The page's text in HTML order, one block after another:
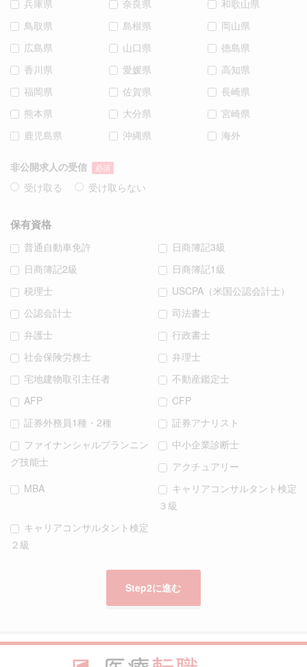
兵庫県
奈良県
和歌山県
鳥取県
島根県
岡山県
広島県
山口県
徳島県
香川県
愛媛県
高知県
福岡県
佐賀県
長崎県
熊本県
大分県
宮崎県
鹿児島県
沖縄県 海外
非公開求人の受信 必須
受け取る 受け取らない
保有資格
普通自動車免許
日商簿記3級
日商簿記2級
日商簿記1級
税理士
USCPA（米国公認会計士）
公認会計士
司法書士
弁護士
行政書士
社会保険労務士
弁理士
宅地建物取引主任者
不動産鑑定士
AFP
CFP
証券外務員1種・2種
証券アナリスト
ファイナンシャルプランニン
グ技能士
中小企業診断士
アクチュアリー
MBA
キャリアコンサルタント検定
３級
キャリアコンサルタント検定
２級